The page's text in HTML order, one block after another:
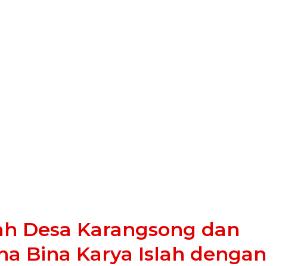
Desa Karangsong dan
Bina Karya Islah dengan